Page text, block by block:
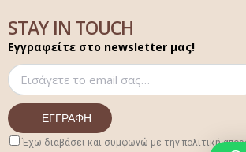
STAY IN TOUCH
Εγγραφείτε στο newsletter μας!
Έχω διαβάσει και συμφωνώ με την πολιτική